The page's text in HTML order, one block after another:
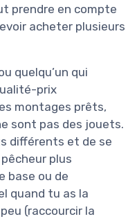
prendre en compte
acheter plusieurs
quelqu’un qui
prix
montages prêts,
sont pas des jouets.
différents et de se
plus
base ou de
quand tu as la
(raccourcir la